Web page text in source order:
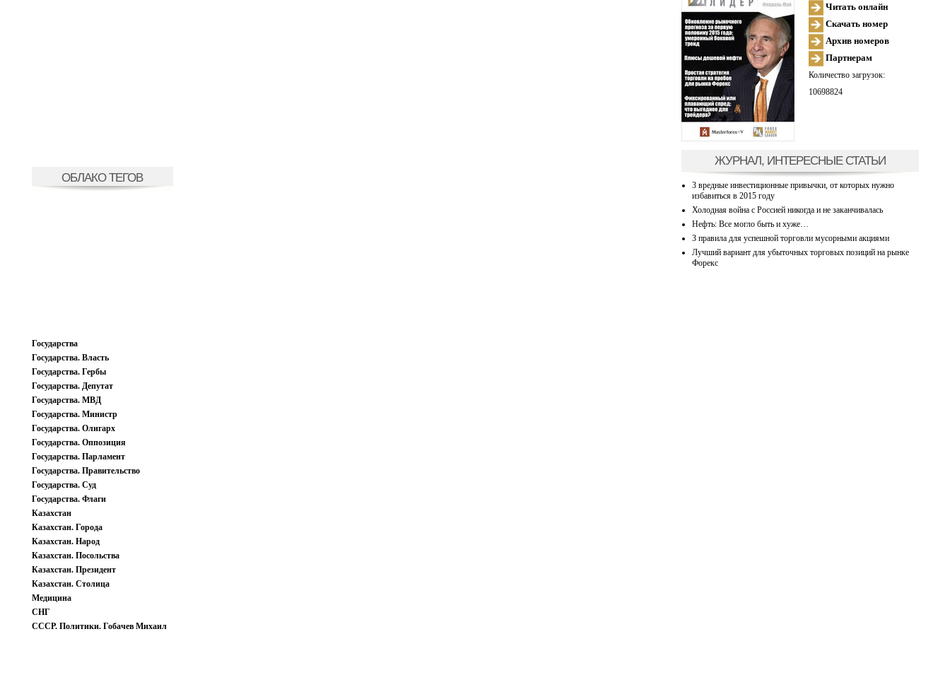
ОБЛАКО ТЕГОВ
Государства
Государства. Власть
Государства. Гербы
Государства. Депутат
Государства. МВД
Государства. Министр
Государства. Олигарх
Государства. Оппозиция
Государства. Парламент
Государства. Правительство
Государства. Суд
Государства. Флаги
Казахстан
Казахстан. Города
Казахстан. Народ
Казахстан. Посольства
Казахстан. Президент
Казахстан. Столица
Медицина
СНГ
СССР. Политики. Гобачев Михаил
Читать онлайн
Скачать номер
Архив номеров
Партнерам
Количество загрузок:
10698824
ЖУРНАЛ, ИНТЕРЕСНЫЕ СТАТЬИ
3 вредные инвестиционные привычки, от которых нужно
избавиться в 2015 году
Холодная война с Россией никогда и не заканчивалась
Нефть: Все могло быть и хуже…
3 правила для успешной торговли мусорными акциями
Лучший вариант для убыточных торговых позиций на рынке
Форекс